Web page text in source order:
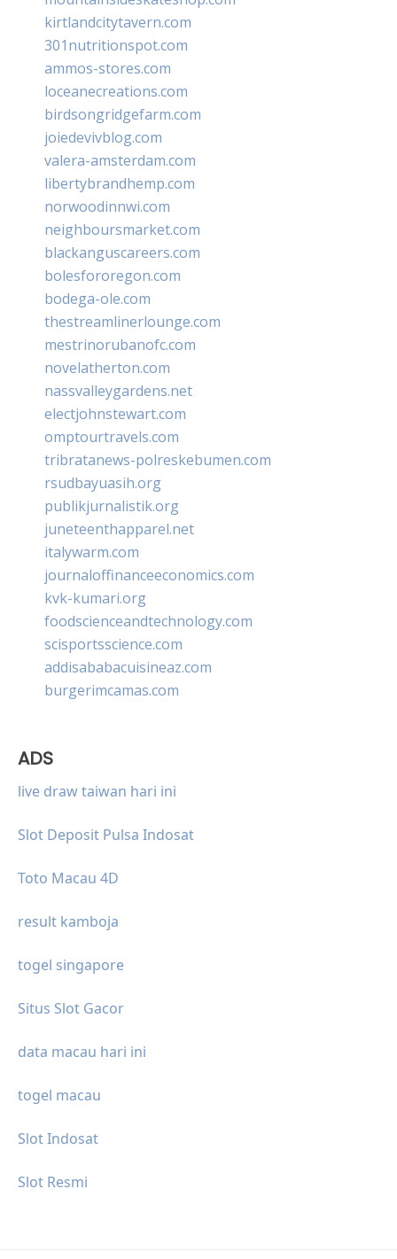
kirtlandcitytavern.com
301nutritionspot.com
ammos-stores.com
loceanecreations.com
birdsongridgefarm.com
joiedevivblog.com
valera-amsterdam.com
libertybrandhemp.com
norwoodinnwi.com
neighboursmarket.com
blackanguscareers.com
bolesfororegon.com
bodega-ole.com
thestreamlinerlounge.com
mestrinorubanofc.com
novelatherton.com
nassvalleygardens.net
electjohnstewart.com
omptourtravels.com
tribratanews-polreskebumen.com
rsudbayuasih.org
publikjurnalistik.org
juneteenthapparel.net
italywarm.com
journaloffinanceeconomics.com
kvk-kumari.org
foodscienceandtechnology.com
scisportsscience.com
addisababacuisineaz.com
burgerimcamas.com
ADS
live draw taiwan hari ini
Slot Deposit Pulsa Indosat
Toto Macau 4D
result kamboja
togel singapore
Situs Slot Gacor
data macau hari ini
togel macau
Slot Indosat
Slot Resmi